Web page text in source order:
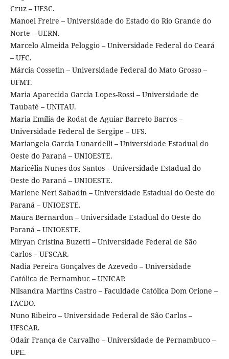
Cruz – UESC.
Manoel Freire – Universidade do Estado do Rio Grande do
Norte – UERN.
Marcelo Almeida Peloggio – Universidade Federal do Ceará
– UFC.
Márcia Cossetin – Universidade Federal do Mato Grosso –
UFMT.
Maria Aparecida Garcia Lopes-Rossi – Universidade de
Taubaté – UNITAU.
Maria Emília de Rodat de Aguiar Barreto Barros –
Universidade Federal de Sergipe – UFS.
Mariangela Garcia Lunardelli – Universidade Estadual do
Oeste do Paraná – UNIOESTE.
Maricélia Nunes dos Santos – Universidade Estadual do
Oeste do Paraná – UNIOESTE.
Marlene Neri Sabadin – Universidade Estadual do Oeste do
Paraná – UNIOESTE.
Maura Bernardon – Universidade Estadual do Oeste do
Paraná – UNIOESTE.
Miryan Cristina Buzetti – Universidade Federal de São
Carlos – UFSCAR.
Nadia Pereira Gonçalves de Azevedo – Universidade
Católica de Pernambuc – UNICAP.
Nilsandra Martins Castro – Faculdade Católica Dom Orione –
FACDO.
Nuno Ribeiro – Universidade Federal de São Carlos –
UFSCAR.
Odair França de Carvalho – Universidade de Pernambuco –
UPE.